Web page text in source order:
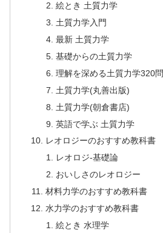
絵とき 土質力学
土質力学入門
最新 土質力学
基礎からの土質力学
理解を深める土質力学320問
土質力学(丸善出版)
土質力学(朝倉書店)
英語で学ぶ 土質力学
レオロジーのおすすめ教科書
レオロジ-基礎論
おいしさのレオロジー
材料力学のおすすめ教科書
水力学のおすすめ教科書
絵とき 水理学